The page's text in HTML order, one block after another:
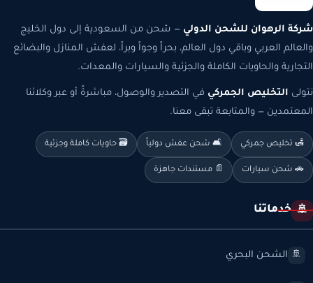
شركة الرهوان للشحن الدولي — شحن من السعودية إلى دول الخليج
والعالم العربي وباقي دول العالم، بحراً وجواً وبراً، لعفش المنازل والبضائع
التجارية والحاويات الكاملة والجزئية والسيارات والمعدات.
نتولى التخليص الجمركي في التصدير والوصول، مباشرةً أو عبر وكلائنا
المعتمدين — والمتابعة تبقى معنا.
🛃 تخليص جمركي 🛋️ شحن عفش دولياً 🗃️ حاويات كاملة وجزئية
🚗 شحن سيارات 📄 مستندات جاهزة
🚢 خدماتنا
🚢 الشحن البحري